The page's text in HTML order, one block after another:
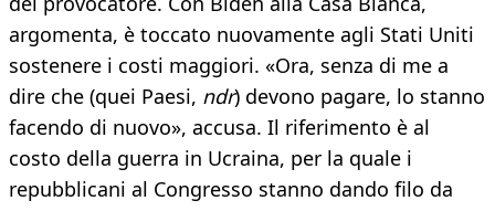
argomenta, è toccato nuovamente agli Stati Uniti
sostenere i costi maggiori. «Ora, senza di me a
dire che (quei Paesi, ndr) devono pagare, lo stanno
facendo di nuovo», accusa. Il riferimento è al
costo della guerra in Ucraina, per la quale i
repubblicani al Congresso stanno dando filo da